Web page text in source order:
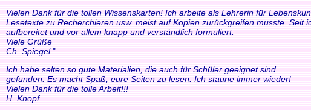
Vielen Dank für die tollen Wissenskarten! Ich arbeite als Lehrerin für
Lesetexte zu Recherchieren usw. meist auf Kopien zurückgreifen musste.
aufbereitet und vor allem knapp und verständlich formuliert.
Viele Grüße
Ch. Spiegel"
Ich habe selten so gute Materialien, die auch für Schüler geeignet sind
gefunden. Es macht Spaß, eure Seiten zu lesen. Ich staune immer wieder!
Vielen Dank für die tolle Arbeit!!!
H. Knopf